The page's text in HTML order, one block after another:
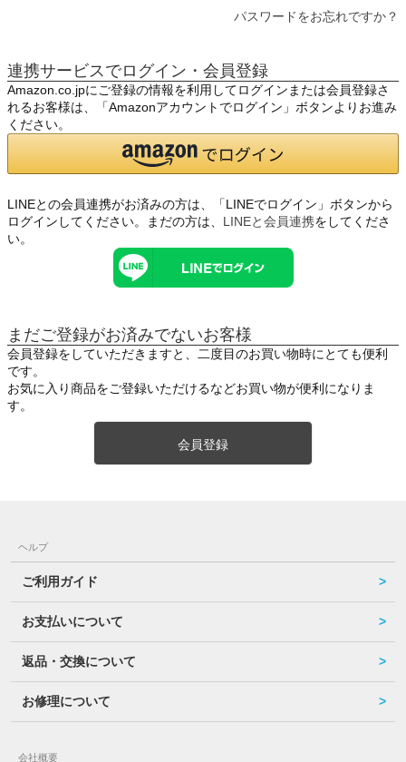
パスワードをお忘れですか？
連携サービスでログイン・会員登録
Amazon.co.jpにご登録の情報を利用してログインまたは会員登録さ
れるお客様は、「Amazonアカウントでログイン」ボタンよりお進み
ください。
LINEとの会員連携がお済みの方は、「LINEでログイン」ボタンから
ログインしてください。まだの方は、 LINEと会員連携をしてくださ
い。
まだご登録がお済みでないお客様
会員登録をしていただきますと、二度目のお買い物時にとても便利
です。
お気に入り商品をご登録いただけるなどお買い物が便利になりま
す。
会員登録
ヘルプ
ご利用ガイド
お支払いについて
返品・交換について
お修理について
会社概要